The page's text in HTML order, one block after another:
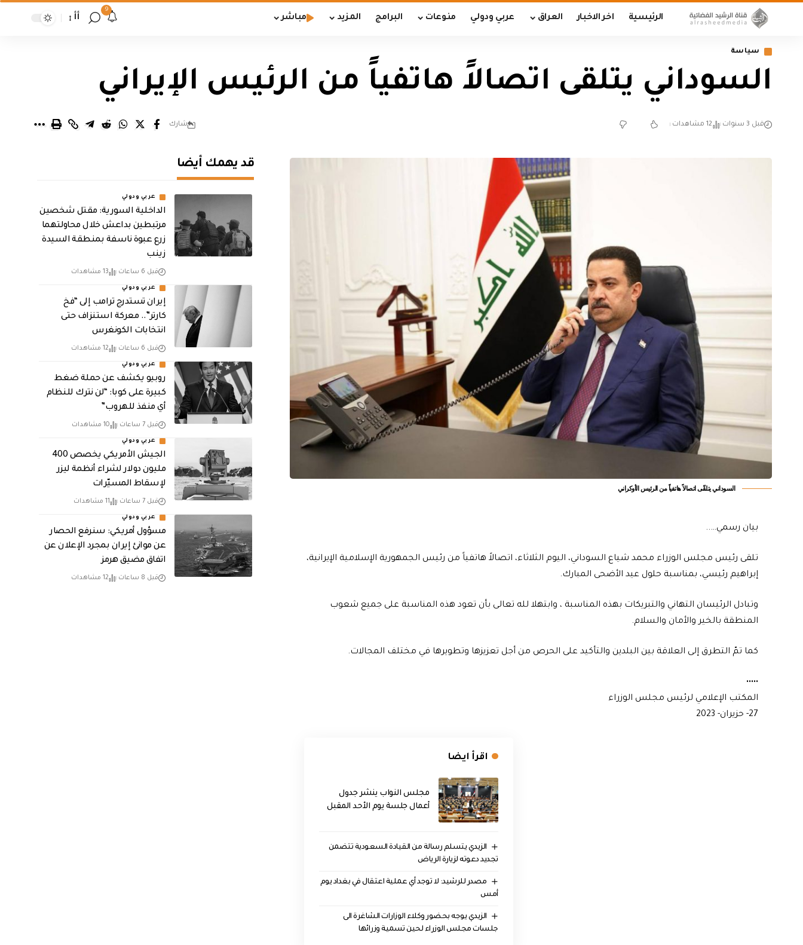
الرئيسية اخر الاخبار العراق عربي ودولي منوعات البرامج المزيد مباشر
9
أأ
سياسة
السوداني يتلقى اتصالاً هاتفياً من الرئيس الإيراني
قبل 3 سنوات 12 مشاهدات شارك
السوداني يتلقّى اتصالاً هاتفياً من الرئيس الأوكراني
بيان رسمي…..
تلقى رئيس مجلس الوزراء محمد شياع السوداني، اليوم الثلاثاء، اتصالاً هاتفياً من رئيس الجمهورية الإسلامية الإيرانية،
إبراهيم رئيسي، بمناسبة حلول عيد الأضحى المبارك.
وتبادل الرئيسان التهاني والتبريكات بهذه المناسبة ، وابتهلا لله تعالى بأن تعود هذه المناسبة على جميع شعوب
المنطقة بالخير والأمان والسلام.
كما تمّ التطرق إلى العلاقة بين البلدين والتأكيد على الحرص من أجل تعزيزها وتطويرها في مختلف المجالات.
•••••
المكتب الإعلامي لرئيس مجلس الوزراء
27- حزيران- 2023
اقرأ ايضا
مجلس النواب ينشر جدول
أعمال جلسة يوم الأحد المقبل
الزيدي يتسلم رسالة من القيادة السعودية تتضمن
تجديد دعوته لزيارة الرياض
مصدر للرشيد: لا توجد أي عملية اعتقال في بغداد يوم
أمس
الزيدي يوجه بحضور وكلاء الوزارات الشاغرة الى
جلسات مجلس الوزراء لحين تسمية وزرائها
قد يهمك أيضا
عربي ودولي
الداخلية السورية: مقتل شخصين
مرتبطين بداعش خلال محاولتهما
زرع عبوة ناسفة بمنطقة السيدة
زينب
قبل 6 ساعات 13 مشاهدات
عربي ودولي
إيران تستدرج ترامب إلى “فخ
كارتر”.. معركة استنزاف حتى
انتخابات الكونغرس
قبل 6 ساعات 12 مشاهدات
عربي ودولي
روبيو يكشف عن حملة ضغط
كبيرة على كوبا: “لن نترك للنظام
أي منفذ للهروب”
قبل 7 ساعات 10 مشاهدات
عربي ودولي
الجيش الأمريكي يخصص 400
مليون دولار لشراء أنظمة ليزر
لإسقاط المسيّرات
قبل 7 ساعات 11 مشاهدات
عربي ودولي
مسؤول أمريكي: سنرفع الحصار
عن موانئ إيران بمجرد الإعلان عن
اتفاق مضيق هرمز
قبل 8 ساعات 12 مشاهدات